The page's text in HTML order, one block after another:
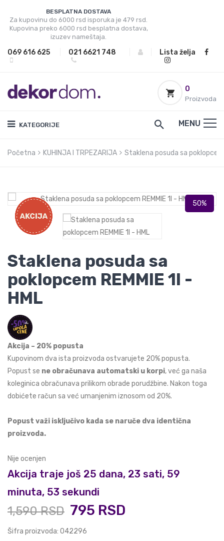
BESPLATNA DOSTAVA
Za kupovinu do 6000 rsd isporuka je 479 rsd.
Kupovina preko 6000 rsd besplatna dostava,
izuzev nameštaja.
069 616 625 021 6621 748 Lista želja
0
Proizvoda
KATEGORIJE MENU
Početna KUHINJA I TRPEZARIJA Staklena posuda sa poklopcem
Staklena posuda sa
poklopcem REMMIE 1l -
HML
Akcija – 20% popusta
Kupovinom dva ista proizvoda ostvarujete 20% popusta.
Popust se ne obračunava automatski u korpi, već ga naša
koleginica obračunava prilikom obrade porudžbine. Nakon toga
dobićete račun sa već umanjenim iznosom od 20%.
Popust važi isključivo kada se naruče dva identična
proizvoda.
Nije ocenjen
Akcija traje još 25 dana, 23 sati, 59
minuta, 53 sekundi
1,590 RSD 795 RSD
Šifra proizvoda: 042296